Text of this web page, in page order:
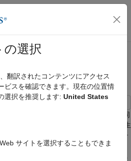
ナビゲーション メ
クと同期信号バース
ロック (SSB) を生成する方法、および同
スト) を形成するために複数の SSB を生
します。同期信号ブロックを形成するチ
同期信号、セカンダリ同期信号、物理
ル) を作成して、ブロックを表す行列に
の選択
翻訳されたコンテンツにアクセス
ビスを確認できます。現在の位置情
選択を推奨します: United States
サイトを選択することもできま